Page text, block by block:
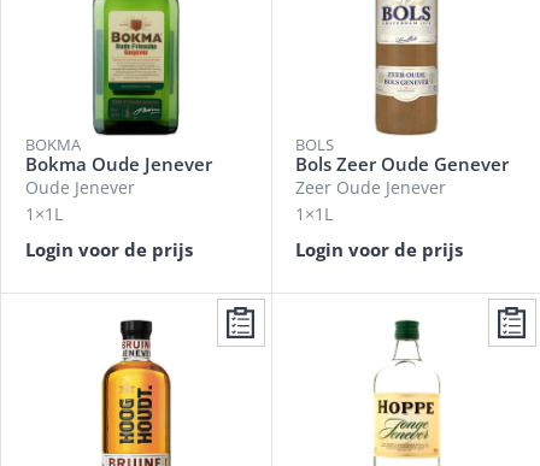
BOKMA
Bokma Oude Jenever
Oude Jenever
1×1L
Login voor de prijs
BOLS
Bols Zeer Oude Genever
Zeer Oude Jenever
1×1L
Login voor de prijs